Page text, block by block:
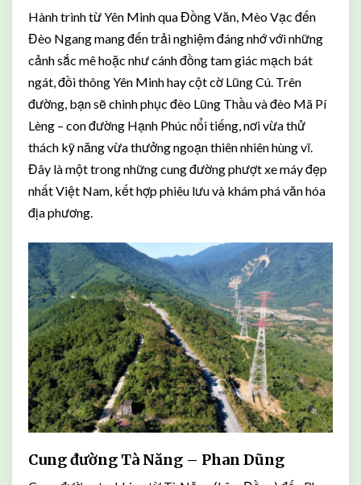
Hành trình từ Yên Minh qua Đồng Văn, Mèo Vạc đến
Đèo Ngang mang đến trải nghiệm đáng nhớ với những
cảnh sắc mê hoặc như cánh đồng tam giác mạch bát
ngát, đồi thông Yên Minh hay cột cờ Lũng Cú. Trên
đường, bạn sẽ chinh phục đèo Lũng Thầu và đèo Mã Pí
Lèng – con đường Hạnh Phúc nổi tiếng, nơi vừa thử
thách kỹ năng vừa thưởng ngoạn thiên nhiên hùng vĩ.
Đây là một trong những cung đường phượt xe máy đẹp
nhất Việt Nam, kết hợp phiêu lưu và khám phá văn hóa
địa phương.
Cung đường Tà Năng – Phan Dũng